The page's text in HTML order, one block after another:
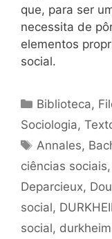
que, para ser
necessita de
elementos
social.
Categorias
Biblioteca,
Sociologia,
Tags
Annales,
ciências sociais,
Deparcieux,
social,
social,